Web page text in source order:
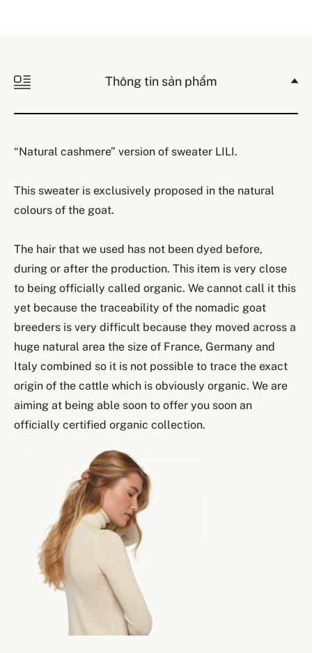
Thông tin sản phẩm
“Natural cashmere” version of sweater LILI.
This sweater is exclusively proposed in the natural
colours of the goat.
The hair that we used has not been dyed before,
during or after the production. This item is very close
to being officially called organic. We cannot call it this
yet because the traceability of the nomadic goat
breeders is very difficult because they moved across a
huge natural area the size of France, Germany and
Italy combined so it is not possible to trace the exact
origin of the cattle which is obviously organic. We are
aiming at being able soon to offer you soon an
officially certified organic collection.